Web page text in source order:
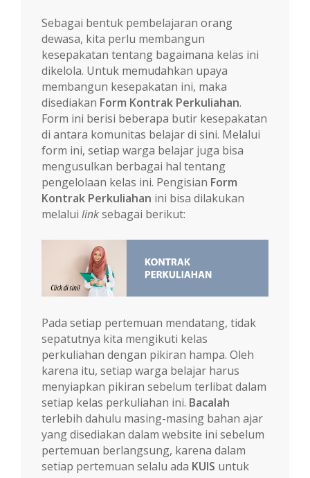
Sebagai bentuk pembelajaran orang
dewasa, kita perlu membangun
kesepakatan tentang bagaimana kelas ini
dikelola. Untuk memudahkan upaya
membangun kesepakatan ini, maka
disediakan Form Kontrak Perkuliahan.
Form ini berisi beberapa butir kesepakatan
di antara komunitas belajar di sini. Melalui
form ini, setiap warga belajar juga bisa
mengusulkan berbagai hal tentang
pengelolaan kelas ini. Pengisian Form
Kontrak Perkuliahan ini bisa dilakukan
melalui linksebagai berikut:
Pada setiap pertemuan mendatang, tidak
sepatutnya kita mengikuti kelas
perkuliahan dengan pikiran hampa. Oleh
karena itu, setiap warga belajar harus
menyiapkan pikiran sebelum terlibat dalam
setiap kelas perkuliahan ini. Bacalah
terlebih dahulu masing-masing bahan ajar
yang disediakan dalam website ini sebelum
pertemuan berlangsung, karena dalam
setiap pertemuan selalu ada KUIS untuk